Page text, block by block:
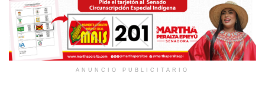
ANUNCIO PUBLICITARIO